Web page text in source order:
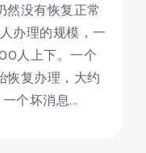
然没有恢复正常
办理的规模，一
人上下。一个
恢复办理，大约
个坏消息...